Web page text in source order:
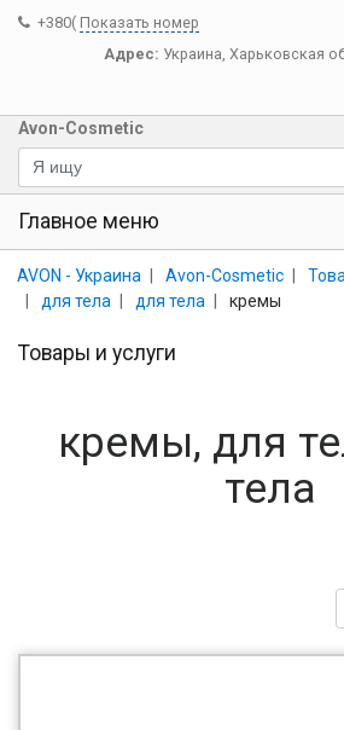
+380( Показать номер
Адрес: Украина, Харьковская
Avon-Cosmetic
Главное меню
AVON - Украина Avon-Cosmetic
для тела
для тела кремы
Товары и услуги
кремы, для
тела